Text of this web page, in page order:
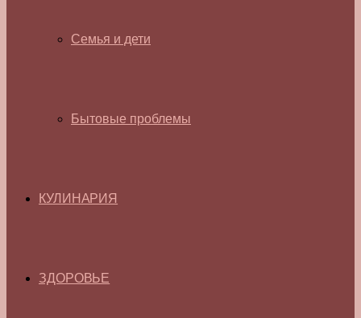
Семья и дети
Бытовые проблемы
КУЛИНАРИЯ
ЗДОРОВЬЕ